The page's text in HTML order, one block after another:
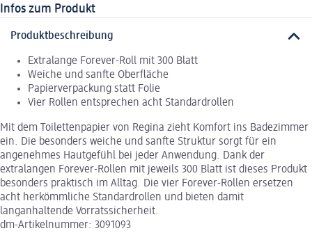
Infos zum Produkt
Produktbeschreibung
Extralange Forever-Roll mit 300 Blatt
Weiche und sanfte Oberfläche
Papierverpackung statt Folie
Vier Rollen entsprechen acht Standardrollen
Mit dem Toilettenpapier von Regina zieht Komfort ins Badezimmer
ein. Die besonders weiche und sanfte Struktur sorgt für ein
angenehmes Hautgefühl bei jeder Anwendung. Dank der
extralangen Forever-Rollen mit jeweils 300 Blatt ist dieses Produkt
besonders praktisch im Alltag. Die vier Forever-Rollen ersetzen
acht herkömmliche Standardrollen und bieten damit
langanhaltende Vorratssicherheit.
dm-Artikelnummer: 3091093